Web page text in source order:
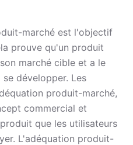
marché est l'objectif
prouve qu'un produit
marché cible et a le
développer. Les
produit-marché,
commercial et
que les utilisateurs
L'adéquation produit-